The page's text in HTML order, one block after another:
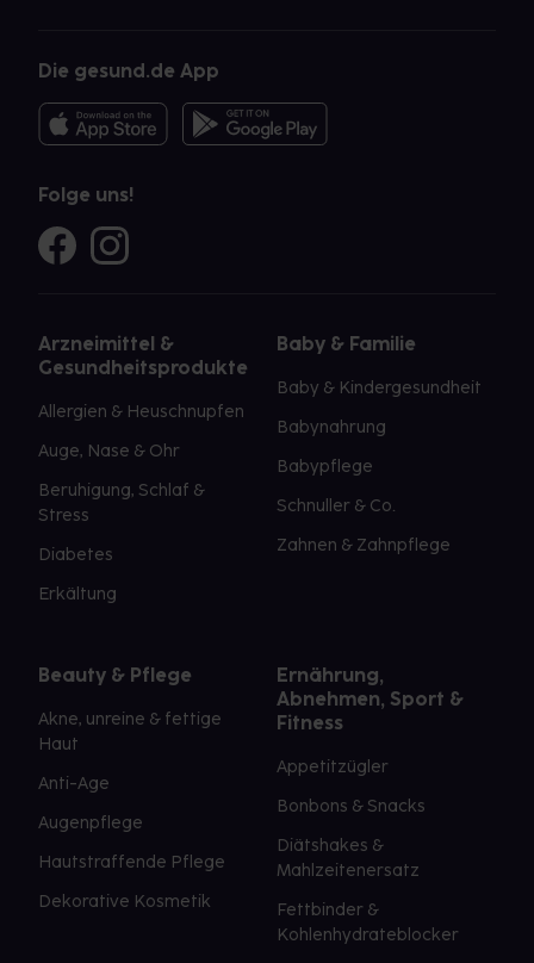
Die gesund.de App
Folge uns!
Arzneimittel &
Gesundheitsprodukte
Allergien & Heuschnupfen
Auge, Nase & Ohr
Beruhigung, Schlaf &
Stress
Diabetes
Erkältung
Baby & Familie
Baby & Kindergesundheit
Babynahrung
Babypflege
Schnuller & Co.
Zahnen & Zahnpflege
Beauty & Pflege
Akne, unreine & fettige
Haut
Anti-Age
Augenpflege
Hautstraffende Pflege
Dekorative Kosmetik
Ernährung,
Abnehmen, Sport &
Fitness
Appetitzügler
Bonbons & Snacks
Diätshakes &
Mahlzeitenersatz
Fettbinder &
Kohlenhydrateblocker